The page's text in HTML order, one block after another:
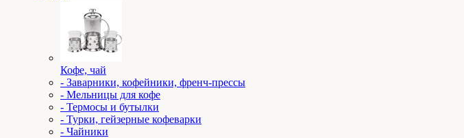
Кофе, чай
- Заварники, кофейники, френч-прессы
- Мельницы для кофе
- Термосы и бутылки
- Турки, гейзерные кофеварки
- Чайники